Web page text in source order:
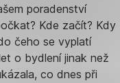
poradenství
Kde začít? Kdy
čeho se vyplatí
o bydlení jinak než
co dnes při